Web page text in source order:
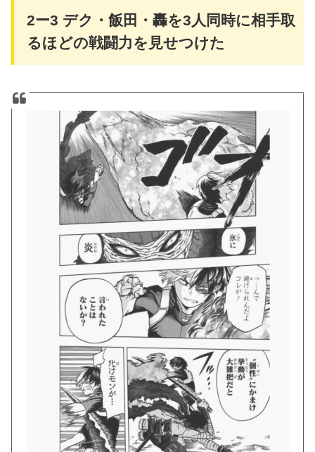
2ー3 デク・飯田・轟を3人同時に相手取
るほどの戦闘力を見せつけた